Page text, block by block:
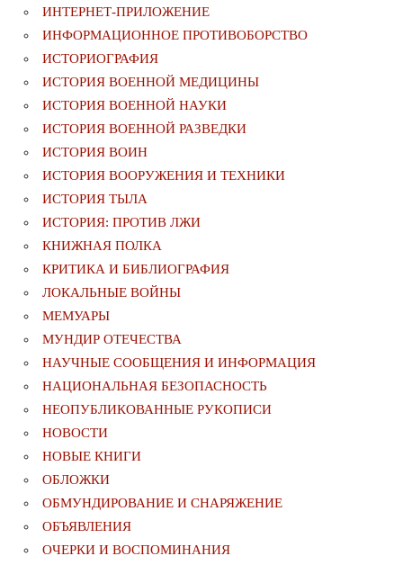
ИНТЕРНЕТ-ПРИЛОЖЕНИЕ
ИНФОРМАЦИОННОЕ ПРОТИВОБОРСТВО
ИСТОРИОГРАФИЯ
ИСТОРИЯ ВОЕННОЙ МЕДИЦИНЫ
ИСТОРИЯ ВОЕННОЙ НАУКИ
ИСТОРИЯ ВОЕННОЙ РАЗВЕДКИ
ИСТОРИЯ ВОИН
ИСТОРИЯ ВООРУЖЕНИЯ И ТЕХНИКИ
ИСТОРИЯ ТЫЛА
ИСТОРИЯ: ПРОТИВ ЛЖИ
КНИЖНАЯ ПОЛКА
КРИТИКА И БИБЛИОГРАФИЯ
ЛОКАЛЬНЫЕ ВОЙНЫ
МЕМУАРЫ
МУНДИР ОТЕЧЕСТВА
НАУЧНЫЕ СООБЩЕНИЯ И ИНФОРМАЦИЯ
НАЦИОНАЛЬНАЯ БЕЗОПАСНОСТЬ
НЕОПУБЛИКОВАННЫЕ РУКОПИСИ
НОВОСТИ
НОВЫЕ КНИГИ
ОБЛОЖКИ
ОБМУНДИРОВАНИЕ И СНАРЯЖЕНИЕ
ОБЪЯВЛЕНИЯ
ОЧЕРКИ И ВОСПОМИНАНИЯ